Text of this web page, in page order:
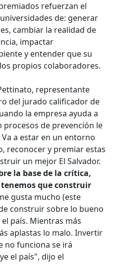
refuerzan el
de: generar
cambiar la realidad de
impactar
y entender que su
propios colaboradores.
representante
del jurado calificador de
la empresa ayuda a
de prevención le
a estar en un entorno
reconocer y premiar estas
un mejor El Salvador.
la base de la crítica,
que construir
gusta mucho (este
construir sobre lo bueno
país. Mientras más
aplastas lo malo. Invertir
no funciona se irá
el país", dijo el